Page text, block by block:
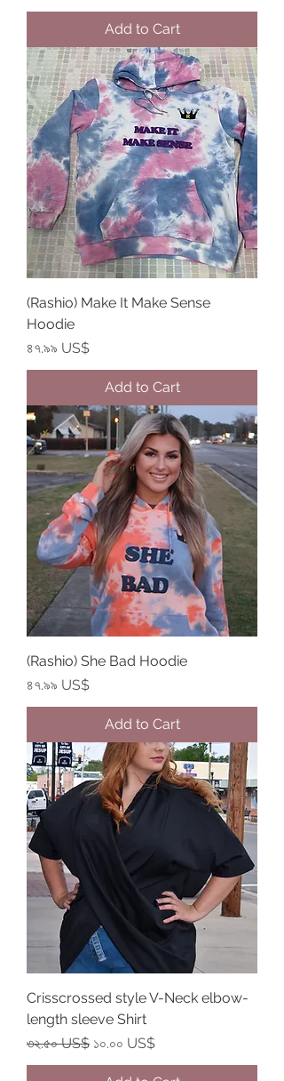
Add to Cart
(Rashio) Make It Make Sense
Hoodie
Price
৪৭.৯৯ US$
Add to Cart
(Rashio) She Bad Hoodie
Price
৪৭.৯৯ US$
Add to Cart
Crisscrossed style V-Neck elbow-
length sleeve Shirt
Regular Price
৩২.৫০ US$ Sale Price
১০.০০ US$